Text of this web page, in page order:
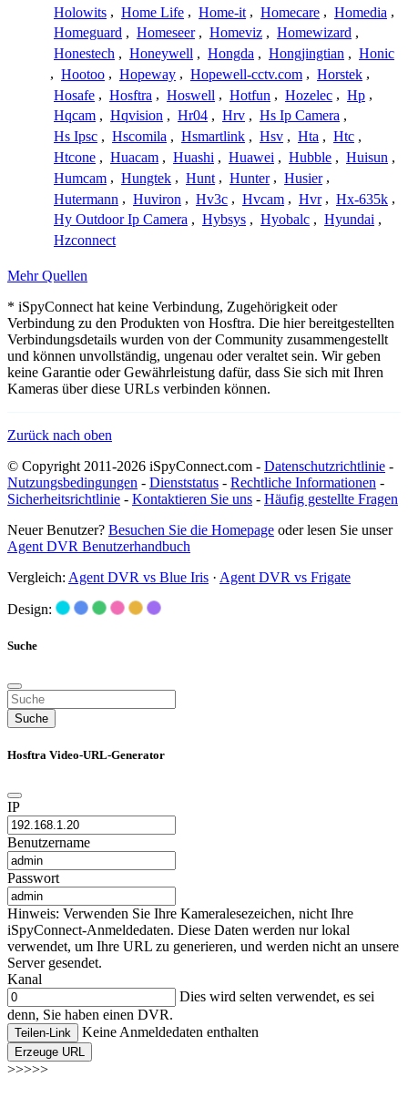
Holowits , Home Life , Home-it , Homecare , Homedia ,
Homeguard , Homeseer , Homeviz , Homewizard ,
Honestech , Honeywell , Hongda , Hongjingtian , Honic
, Hootoo , Hopeway , Hopewell-cctv.com , Horstek ,
Hosafe , Hosftra , Hoswell , Hotfun , Hozelec , Hp ,
Hqcam , Hqvision , Hr04 , Hrv , Hs Ip Camera ,
Hs Ipsc , Hscomila , Hsmartlink , Hsv , Hta , Htc ,
Htcone , Huacam , Huashi , Huawei , Hubble , Huisun ,
Humcam , Hungtek , Hunt , Hunter , Husier ,
Hutermann , Huviron , Hv3c , Hvcam , Hvr , Hx-635k ,
Hy Outdoor Ip Camera , Hybsys , Hyobalc , Hyundai ,
Hzconnect
Mehr Quellen
* iSpyConnect hat keine Verbindung, Zugehörigkeit oder
Verbindung zu den Produkten von Hosftra. Die hier bereitgestellten
Verbindungsdetails wurden von der Community zusammengestellt
und können unvollständig, ungenau oder veraltet sein. Wir geben
keine Garantie oder Gewährleistung dafür, dass Sie sich mit Ihren
Kameras über diese URLs verbinden können.
Zurück nach oben
© Copyright 2011-2026 iSpyConnect.com - Datenschutzrichtlinie -
Nutzungsbedingungen - Dienststatus - Rechtliche Informationen -
Sicherheitsrichtlinie - Kontaktieren Sie uns - Häufig gestellte Fragen
Neuer Benutzer? Besuchen Sie die Homepage oder lesen Sie unser
Agent DVR Benutzerhandbuch
Vergleich: Agent DVR vs Blue Iris · Agent DVR vs Frigate
Design:
Suche
Suche
Hosftra Video-URL-Generator
IP
Benutzername
Passwort
Hinweis: Verwenden Sie Ihre Kameralesezeichen, nicht Ihre
iSpyConnect-Anmeldedaten. Diese Daten werden nur lokal
verwendet, um Ihre URL zu generieren, und werden nicht an unsere
Server gesendet.
Kanal
Dies wird selten verwendet, es sei
denn, Sie haben einen DVR.
Teilen-Link Keine Anmeldedaten enthalten
Erzeuge URL
>>>>>